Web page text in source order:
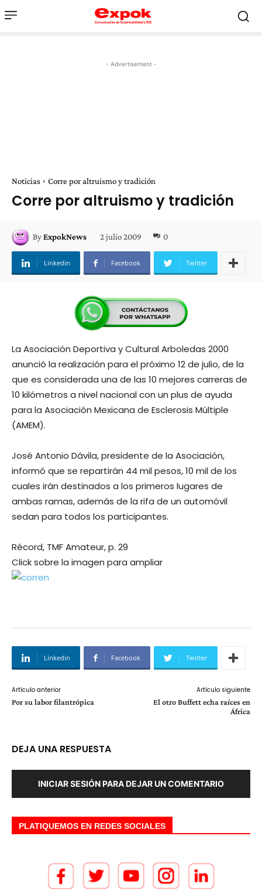
- Advertisement -
Noticias Corre por altruismo y tradición
Corre por altruismo y tradición
ByExpokNews 2 julio 2009 0
Linkedin Facebook Twitter
La Asociación Deportiva y Cultural Arboledas 2000
anunció la realización para el próximo 12 de julio, de la
que es considerada una de las 10 mejores carreras de
10 kilómetros a nivel nacional con un plus de ayuda
para la Asociación Mexicana de Esclerosis Múltiple
(AMEM).
José Antonio Dávila, presidente de la Asociación,
informó que se repartirán 44 mil pesos, 10 mil de los
cuales irán destinados a los primeros lugares de
ambas ramas, además de la rifa de un automóvil
sedan para todos los participantes.
Récord, TMF Amateur, p. 29
Click sobre la imagen para ampliar
Linkedin Facebook Twitter
Artículo anterior
Por su labor filantrópica
Artículo siguiente
El otro Buffett echa raíces en
África
DEJA UNA RESPUESTA
INICIAR SESIÓN PARA DEJAR UN COMENTARIO
PLATIQUEMOS EN REDES SOCIALES